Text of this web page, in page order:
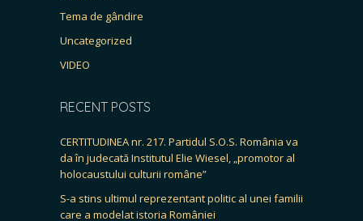
Tema de gândire
Uncategorized
VIDEO
RECENT POSTS
CERTITUDINEA nr. 217. Partidul S.O.S. România va
da în judecată Institutul Elie Wiesel, „promotor al
holocaustului culturii române”
S-a stins ultimul reprezentant politic al unei familii
care a modelat istoria României